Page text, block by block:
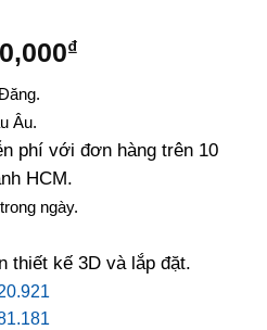
₫Giá
4,750,000₫.
Âu.
phí với đơn hàng trên 10
HCM.
ngày.
thiết kế 3D và lắp đặt.